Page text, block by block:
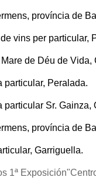
província de
vins per particular,
de Déu de Vida,
particular, Peralada.
particular Sr. Gainza,
província de
Garriguella.
1ª